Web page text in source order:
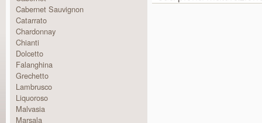
Cabernet Sauvignon
Catarrato
Chardonnay
Chianti
Dolcetto
Falanghina
Grechetto
Lambrusco
Liquoroso
Malvasia
Marsala